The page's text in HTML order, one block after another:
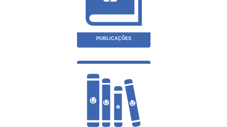
PUBLICAÇÕES